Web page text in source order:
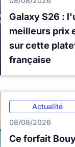
Galaxy S26 :
meilleurs prix
sur cette
française
Actualité
08/08/2026
Ce forfait